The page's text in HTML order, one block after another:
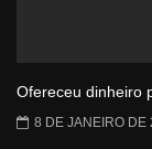
Ofereceu dinheiro
8 DE JANEIRO DE